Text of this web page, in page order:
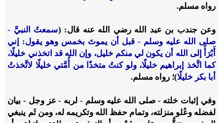
رواه مسلم.
وعن جندب بن عبد الله رضي الله عنه قال: (سمعتُ النبيَّ -
صلى الله عليه وسلم - قبل أن يموتَ بخمس وهو يقول: إني
أَبْرَأُ إلى الله أن يكون لي منكم خليل، وإن الله قد اتخذني خليلًا،
كما اتَّخذ إبراهيم خليلًا، ولو كنتُ متخذًا من أُمَّتي خليلًا لاتَّخذتُ
أبا بكر خليلًا)؛ رواه مسلم.
وفي إثبات خلته - صلى الله عليه وسلم - لربه - عز وجل - بيان
لفضله وعُلو منزلته، وتمام حفظ الله وتكريمه له، ومن ثَم ينبغي